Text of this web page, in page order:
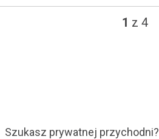
1 z 4
Szukasz prywatnej przychodni?